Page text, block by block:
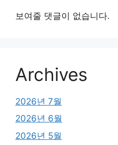
보여줄 댓글이 없습니다.
Archives
2026년 7월
2026년 6월
2026년 5월